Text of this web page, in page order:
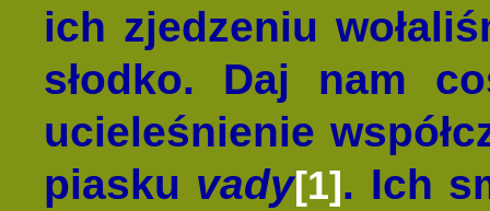
ich zjedzeniu
słodko. Daj nam
ucieleśnienie
piasku vady[1]. Ich